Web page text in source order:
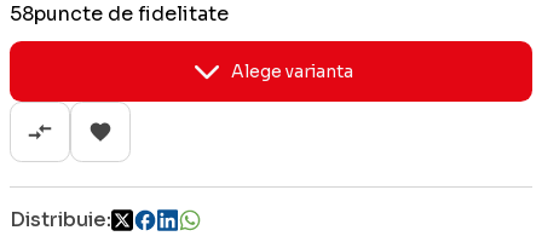
58puncte de fidelitate
Alege varianta
Distribuie: